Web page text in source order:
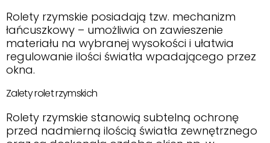
Rolety rzymskie posiadają tzw. mechanizm
łańcuszkowy – umożliwia on zawieszenie
materiału na wybranej wysokości i ułatwia
regulowanie ilości światła wpadającego przez
okna.
Zalety rolet rzymskich
Rolety rzymskie stanowią subtelną ochronę
przed nadmierną ilością światła zewnętrznego